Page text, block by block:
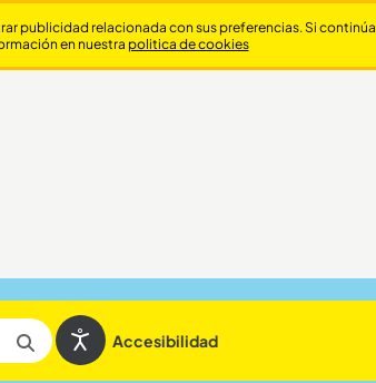
Accesibilidad
publicidad relacionada con sus preferencias. Si continúa
en nuestra politica de cookies